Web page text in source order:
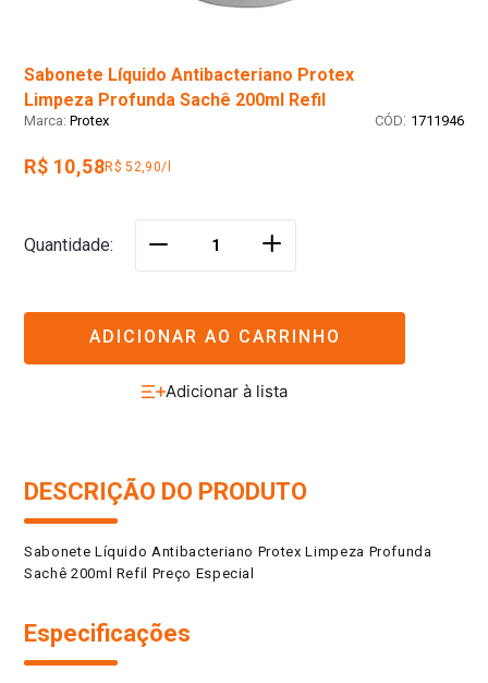
Sabonete Líquido Antibacteriano Protex
Limpeza Profunda Sachê 200ml Refil
Protex : 1711946
R$ 10,58R$ 52,90/l
Quantidade ＋
ADICIONAR AO CARRINHO
DESCRIÇÃO DO PRODUTO
Sabonete Líquido Antibacteriano Protex Limpeza Profunda
Sachê 200ml Refil Preço Especial
Especificações